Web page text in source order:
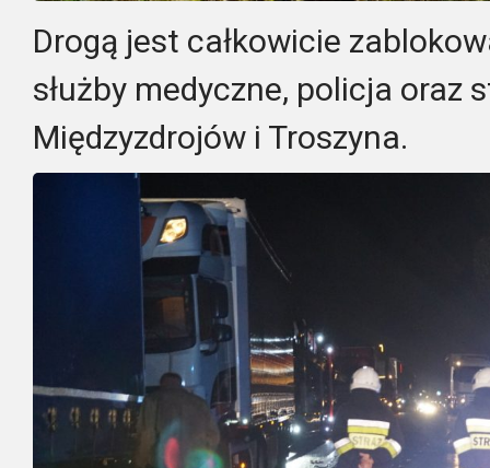
Drogą jest całkowicie
służby medyczne, policja oraz
Międzyzdrojów i Troszyna.